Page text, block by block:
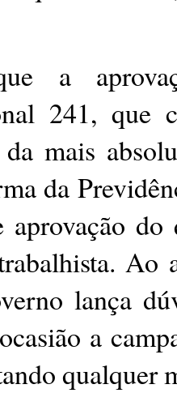
a
241, que
mais
da
aprovação
Ao
lança
a
qualquer